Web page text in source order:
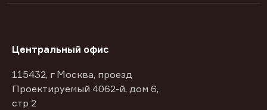
Центральный офис
115432, г Москва, проезд
Проектируемый 4062-й, дом 6,
стр 2